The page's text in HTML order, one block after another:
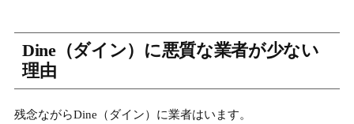
Dine（ダイン）に悪質な業者が少ない
理由
残念ながらDine（ダイン）に業者はいます。